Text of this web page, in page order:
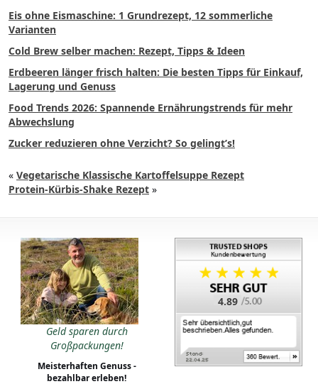
Eis ohne Eismaschine: 1 Grundrezept, 12 sommerliche
Varianten
Cold Brew selber machen: Rezept, Tipps & Ideen
Erdbeeren länger frisch halten: Die besten Tipps für Einkauf,
Lagerung und Genuss
Food Trends 2026: Spannende Ernährungstrends für mehr
Abwechslung
Zucker reduzieren ohne Verzicht? So gelingt’s!
« Vegetarische Klassische Kartoffelsuppe Rezept
Protein-Kürbis-Shake Rezept »
Geld sparen durch
Großpackungen!
Meisterhaften Genuss -
bezahlbar erleben!
4.89